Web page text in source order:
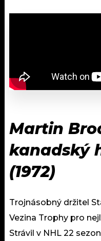
Martin
kanadský
(1972)
Trojnásobný držitel
Vezina Trophy pro
Strávil v NHL 22